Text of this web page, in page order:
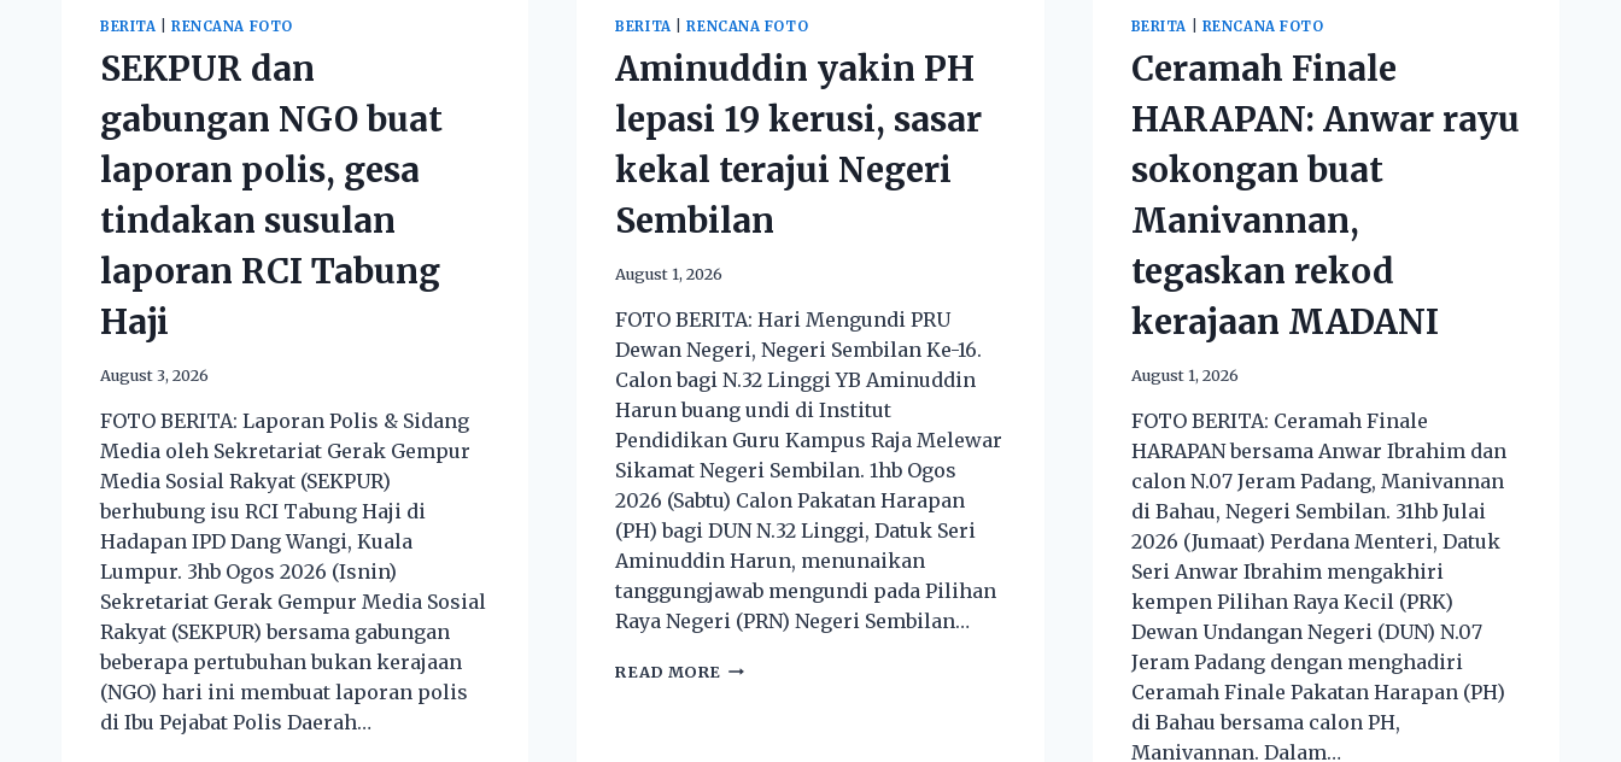
BERITA |RENCANA FOTO
SEKPUR dan
gabungan NGO buat
laporan polis, gesa
tindakan susulan
laporan RCI Tabung
Haji
August 3, 2026
​FOTO BERITA: Laporan Polis & Sidang
Media oleh Sekretariat Gerak Gempur
Media Sosial Rakyat (SEKPUR)
berhubung isu RCI Tabung Haji di
Hadapan IPD Dang Wangi, Kuala
Lumpur. 3hb Ogos 2026 (Isnin)​
Sekretariat Gerak Gempur Media Sosial
Rakyat (SEKPUR) bersama gabungan
beberapa pertubuhan bukan kerajaan
(NGO) hari ini membuat laporan polis
di Ibu Pejabat Polis Daerah…
BERITA |RENCANA FOTO
Aminuddin yakin PH
lepasi 19 kerusi, sasar
kekal terajui Negeri
Sembilan
August 1, 2026
FOTO BERITA: Hari Mengundi PRU
Dewan Negeri, Negeri Sembilan Ke-16.
Calon bagi N.32 Linggi YB Aminuddin
Harun buang undi di Institut
Pendidikan Guru Kampus Raja Melewar
Sikamat Negeri Sembilan. 1hb Ogos
2026 (Sabtu) Calon Pakatan Harapan
(PH) bagi DUN N.32 Linggi, Datuk Seri
Aminuddin Harun, menunaikan
tanggungjawab mengundi pada Pilihan
Raya Negeri (PRN) Negeri Sembilan…
READ MORE
BERITA RENCANA FOTO
Ceramah Finale
HARAPAN: Anwar rayu
sokongan buat
Manivannan,
tegaskan rekod
kerajaan MADANI
August 1, 2026
FOTO BERITA: Ceramah Finale
HARAPAN bersama Anwar Ibrahim dan
calon N.07 Jeram Padang, Manivannan
di Bahau, Negeri Sembilan. 31hb Julai
2026 (Jumaat) Perdana Menteri, Datuk
Seri Anwar Ibrahim mengakhiri
kempen Pilihan Raya Kecil (PRK)
Dewan Undangan Negeri (DUN) N.07
Jeram Padang dengan menghadiri
Ceramah Finale Pakatan Harapan (PH)
di Bahau bersama calon PH,
Manivannan. Dalam…